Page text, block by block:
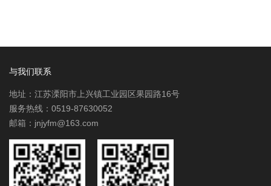
与我们联系
地址：江苏溧阳市上兴镇工业园区果园路16号
服务热线：0519-87630052
邮箱：jnjyfm@163.com